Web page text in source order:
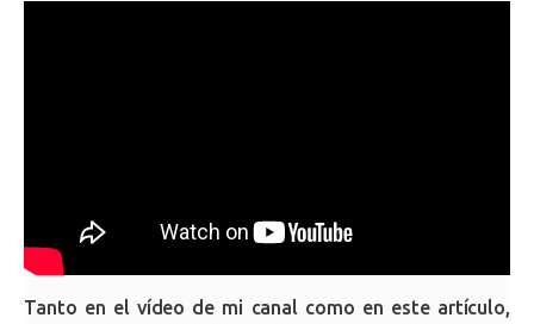
Tanto en el vídeo de mi canal como en este artículo,